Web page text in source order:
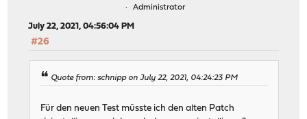
Administrator
July 22, 2021, 04:56:04 PM
#26
Quote from: schnipp on July 22, 2021, 04:24:23 PM
Für den neuen Test müsste ich den alten Patch